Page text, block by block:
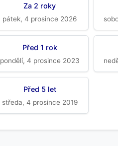
Za 2 roky
pátek, 4 prosince 2026
Před 1 rok
pondělí, 4 prosince 2023
Před 5 let
středa, 4 prosince 2019